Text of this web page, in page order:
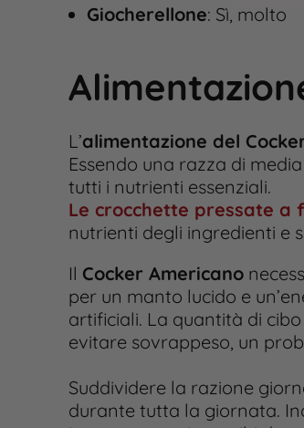
Giocherellone: Sì, molto
L’alimentazione del
Essendo una razza di
tutti i nutrienti essenziali.
Le crocchette pressate a
nutrienti degli ingredienti e
Il Cocker Americano
per un manto lucido e
artificiali. La quantità di
evitare sovrappeso, un
Suddividere la razione
durante tutta la giornata.